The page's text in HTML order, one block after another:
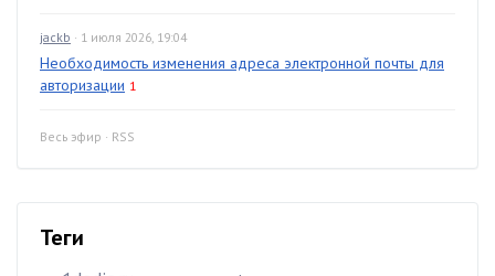
jackb · 1 июля 2026, 19:04
Необходимость изменения адреса электронной почты для
авторизации 1
Весь эфир · RSS
Теги